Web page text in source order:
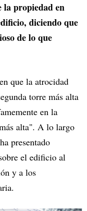
la propiedad en
diciendo que
de lo que
que la atrocidad
torre más alta
en la
alta". A lo largo
presentado
el edificio al
y a los